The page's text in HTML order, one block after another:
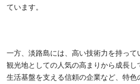
ています。
一方、淡路島には、高い技術力を持って
観光地としての人気の高まりから成長し
生活基盤を支える信頼の企業など、特色